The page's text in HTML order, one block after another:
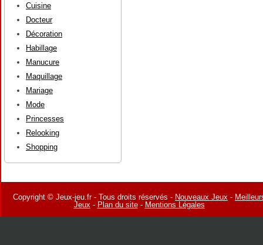
Cuisine
Docteur
Décoration
Habillage
Manucure
Maquillage
Mariage
Mode
Princesses
Relooking
Shopping
Copyright © Jeux-jeu.fr - Tous droits réservés - Nouveaux Jeux -
Jeux- Plan du site- Mentions Légales